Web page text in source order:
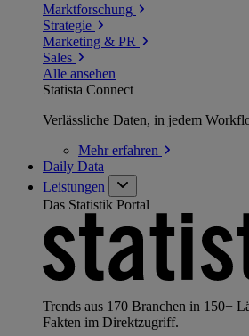
Marktforschung
Strategie
Marketing & PR
Sales
Alle ansehen
Statista Connect
Verlässliche Daten, in jedem
Mehrerfahren
Daily Data
Leistungen
Das Statistik Portal
Trends aus 170 Branchen in 150+
Fakten im Direktzugriff.